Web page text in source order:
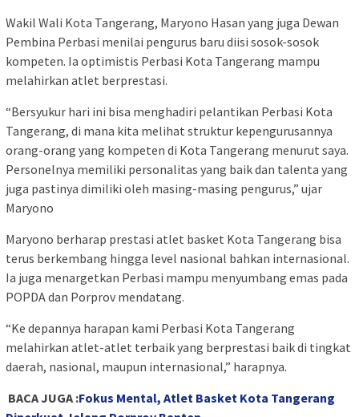
Wakil Wali Kota Tangerang, Maryono Hasan yang juga Dewan
Pembina Perbasi menilai pengurus baru diisi sosok-sosok
kompeten. Ia optimistis Perbasi Kota Tangerang mampu
melahirkan atlet berprestasi.
“Bersyukur hari ini bisa menghadiri pelantikan Perbasi Kota
Tangerang, di mana kita melihat struktur kepengurusannya
orang-orang yang kompeten di Kota Tangerang menurut saya.
Personelnya memiliki personalitas yang baik dan talenta yang
juga pastinya dimiliki oleh masing-masing pengurus,” ujar
Maryono
Maryono berharap prestasi atlet basket Kota Tangerang bisa
terus berkembang hingga level nasional bahkan internasional.
Ia juga menargetkan Perbasi mampu menyumbang emas pada
POPDA dan Porprov mendatang.
“Ke depannya harapan kami Perbasi Kota Tangerang
melahirkan atlet-atlet terbaik yang berprestasi baik di tingkat
daerah, nasional, maupun internasional,” harapnya.
BACA JUGA :Fokus Mental, Atlet Basket Kota Tangerang